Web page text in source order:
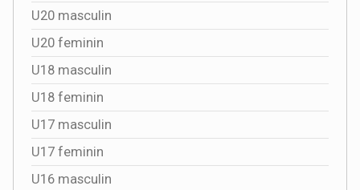
U20 masculin
U20 feminin
U18 masculin
U18 feminin
U17 masculin
U17 feminin
U16 masculin